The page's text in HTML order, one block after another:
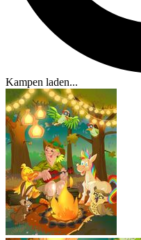
Kampen laden...